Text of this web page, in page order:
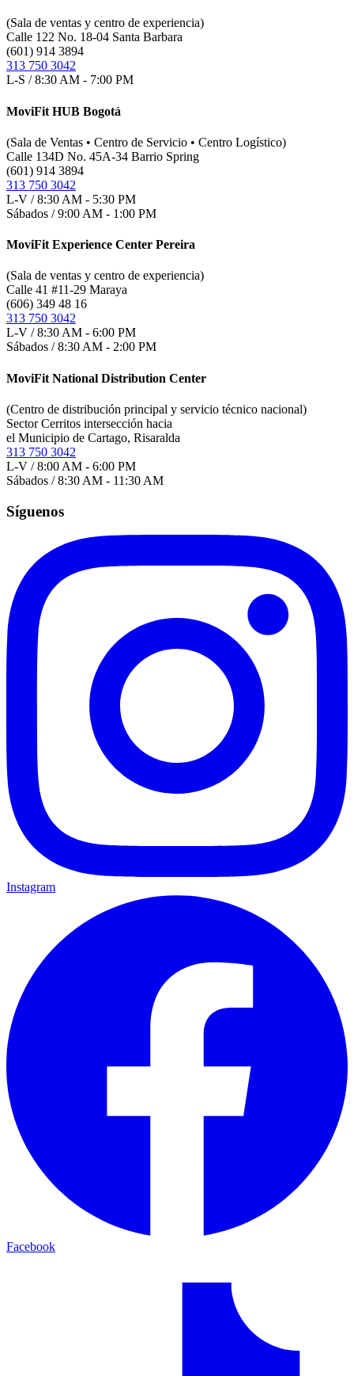
(Sala de ventas y centro de experiencia)
Calle 122 No. 18-04 Santa Barbara
(601) 914 3894
313 750 3042
L-S / 8:30 AM - 7:00 PM
MoviFit HUB Bogotá
(Sala de Ventas • Centro de Servicio • Centro Logístico)
Calle 134D No. 45A-34 Barrio Spring
(601) 914 3894
313 750 3042
L-V / 8:30 AM - 5:30 PM
Sábados / 9:00 AM - 1:00 PM
MoviFit Experience Center Pereira
(Sala de ventas y centro de experiencia)
Calle 41 #11-29 Maraya
(606) 349 48 16
313 750 3042
L-V / 8:30 AM - 6:00 PM
Sábados / 8:30 AM - 2:00 PM
MoviFit National Distribution Center
(Centro de distribución principal y servicio técnico nacional)
Sector Cerritos intersección hacia
el Municipio de Cartago, Risaralda
313 750 3042
L-V / 8:00 AM - 6:00 PM
Sábados / 8:30 AM - 11:30 AM
Síguenos
Instagram
Facebook